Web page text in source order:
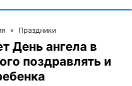
» Праздники
День ангела в
поздравлять и